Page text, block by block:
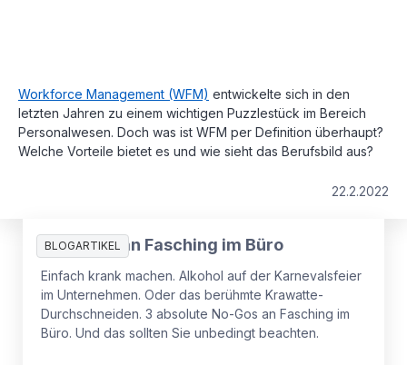
Workforce Management (WFM) entwickelte sich in den
letzten Jahren zu einem wichtigen Puzzlestück im Bereich
Personalwesen. Doch was ist WFM per Definition überhaupt?
Welche Vorteile bietet es und wie sieht das Berufsbild aus?
22.2.2022
BLOGARTIKEL
4 No-Gos an Fasching im Büro
Einfach krank machen. Alkohol auf der Karnevalsfeier
im Unternehmen. Oder das berühmte Krawatte-
Durchschneiden. 3 absolute No-Gos an Fasching im
Büro. Und das sollten Sie unbedingt beachten.